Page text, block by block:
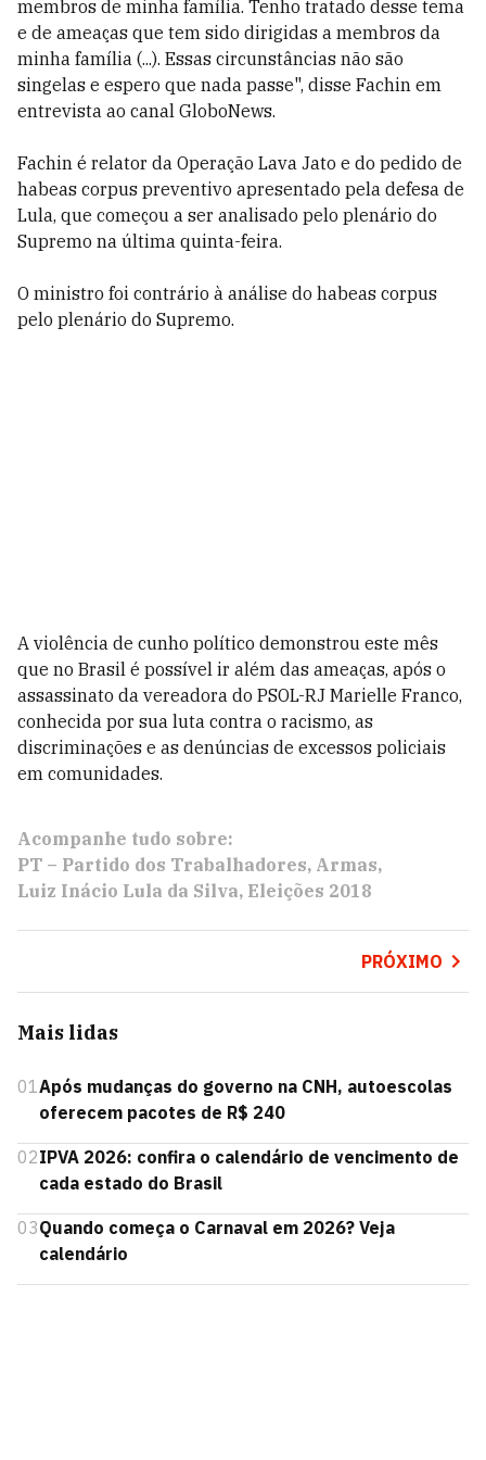
membros de minha família. Tenho tratado desse tema
e de ameaças que tem sido dirigidas a membros da
minha família (...). Essas circunstâncias não são
singelas e espero que nada passe", disse Fachin em
entrevista ao canal GloboNews.
Fachin é relator da Operação Lava Jato e do pedido de
habeas corpus preventivo apresentado pela defesa de
Lula, que começou a ser analisado pelo plenário do
Supremo na última quinta-feira.
O ministro foi contrário à análise do habeas corpus
pelo plenário do Supremo.
A violência de cunho político demonstrou este mês
que no Brasil é possível ir além das ameaças, após o
assassinato da vereadora do PSOL-RJ Marielle Franco,
conhecida por sua luta contra o racismo, as
discriminações e as denúncias de excessos policiais
em comunidades.
Acompanhe tudo sobre:
PT – Partido dos Trabalhadores Armas
Luiz Inácio Lula da Silva Eleições 2018
PRÓXIMO
Mais lidas
01Após mudanças do governo na CNH, autoescolas
oferecem pacotes de R$ 240
02IPVA 2026: confira o calendário de vencimento de
cada estado do Brasil
03Quando começa o Carnaval em 2026? Veja
calendário